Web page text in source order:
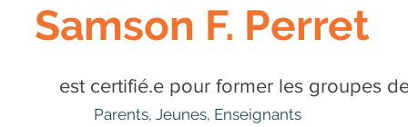
Samson F. Perret
est certifié.e pour former les groupes
Parents, Jeunes, Enseignants